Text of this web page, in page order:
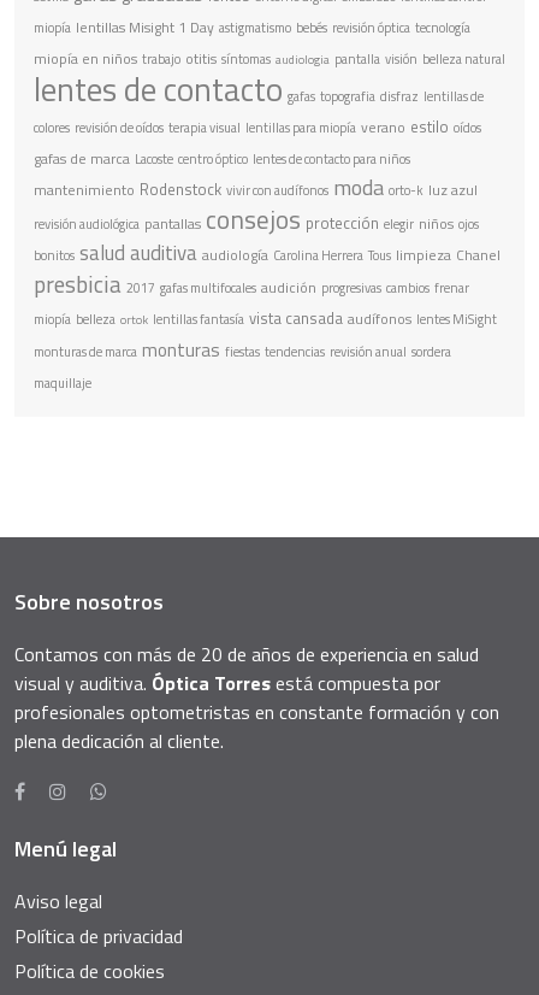
miopía lentillas Misight 1 Day astigmatismo bebés revisión óptica tecnología
miopía en niños trabajo otitis síntomas audiologia pantalla visión belleza natural
lentes de contacto gafas topografia disfraz lentillas de
colores revisión de oídos terapia visual lentillas para miopía verano estilo oídos
gafas de marca Lacoste centro óptico lentes de contacto para niños
mantenimiento Rodenstock vivir con audífonos moda orto-k luz azul
revisión audiológica pantallas consejos protección elegir niños ojos
bonitos salud auditiva audiología Carolina Herrera Tous limpieza Chanel
presbicia 2017 gafas multifocales audición progresivas cambios frenar
miopía belleza ortok lentillas fantasía vista cansada audífonos lentes MiSight
monturas de marca monturas fiestas tendencias revisión anual sordera
maquillaje
Sobre nosotros
Contamos con más de 20 de años de experiencia en salud
visual y auditiva. Óptica Torresestá compuesta por
profesionales optometristas en constante formación y con
plena dedicación al cliente.
Menú legal
Aviso legal
Política de privacidad
Política de cookies